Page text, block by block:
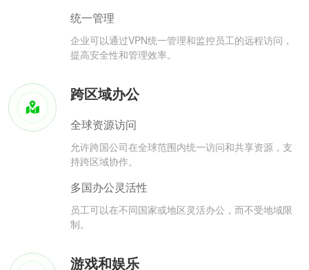
统一管理
企业可以通过VPN统一管理和监控员工的远程访问，
提高安全性和管理效率。
跨区域办公
全球资源访问
允许跨国公司在全球范围内统一访问和共享资源，支
持跨区域协作。
多国办公灵活性
员工可以在不同国家或地区灵活办公，而不受地域限
制。
游戏和娱乐